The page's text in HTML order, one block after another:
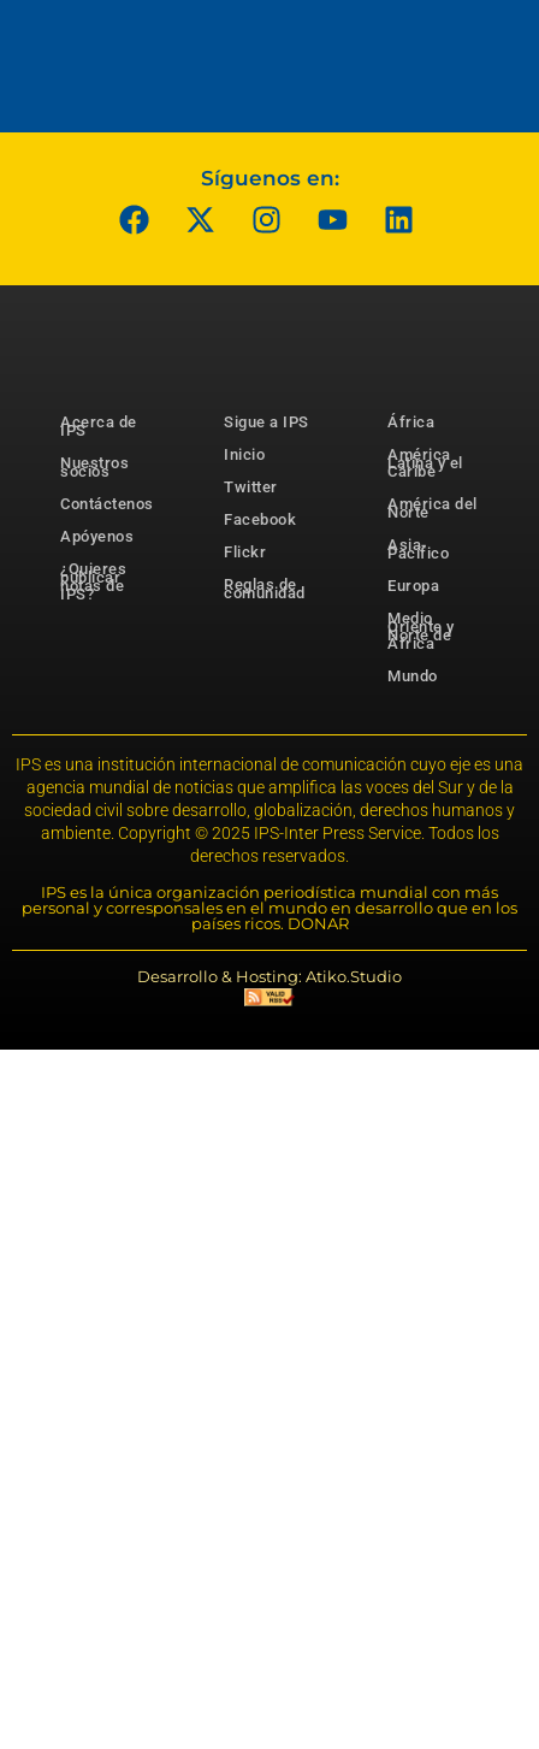
Síguenos en:
Acerca de
IPS
Nuestros
socios
Contáctenos
Apóyenos
¿Quieres
publicar
notas de
IPS?
Sigue a IPS
Inicio
Twitter
Facebook
Flickr
Reglas de
comunidad
África
América
Latina y el
Caribe
América del
Norte
Asia-
Pacífico
Europa
Medio
Oriente y
Norte de
África
Mundo
IPS es una institución internacional de comunicación cuyo eje es una
agencia mundial de noticias que amplifica las voces del Sur y de la
sociedad civil sobre desarrollo, globalización, derechos humanos y
ambiente. Copyright © 2025 IPS-Inter Press Service. Todos los
derechos reservados.
IPS es la única organización periodística mundial con más
personal y corresponsales en el mundo en desarrollo que en los
países ricos. DONAR
Desarrollo & Hosting: Atiko.Studio